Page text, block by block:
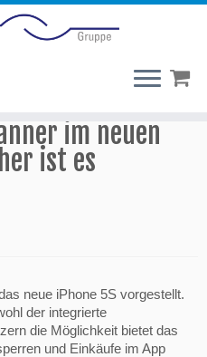
im neuen
ist es
neue iPhone 5S vorgestellt.
der integrierte
die Möglichkeit bietet das
und Einkäufe im App